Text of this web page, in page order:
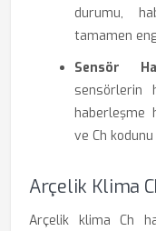
durumu,
tamamen
Sensör
sensörlerin
haberleşme
ve Ch
Arçelik Klima
Arçelik klima Ch